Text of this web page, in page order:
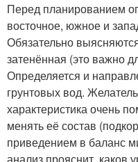
Перед планированием
восточное, южное и
Обязательно
затенённая (это важно
Определяется и
грунтовых вод.
характеристика очень
менять её состав
приведением в баланс